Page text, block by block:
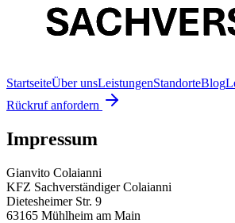
StartseiteÜber unsLeistungenStandorteBlog
Rückruf anfordern
Impressum
Gianvito Colaianni
KFZ Sachverständiger Colaianni
Dietesheimer Str. 9
63165 Mühlheim am Main